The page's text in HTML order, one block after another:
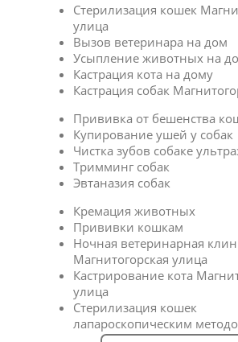
Стерилизация кошек
улица
Вызов ветеринара на дом
Усыпление животных на
Кастрация кота на дому
Кастрация собак
Прививка от бешенства
Купирование ушей у собак
Чистка зубов собаке
Тримминг собак
Эвтаназия собак
Кремация животных
Прививки кошкам
Ночная ветеринарная
Магнитогорская улица
Кастрирование кота
улица
Стерилизация кошек
лапароскопическим